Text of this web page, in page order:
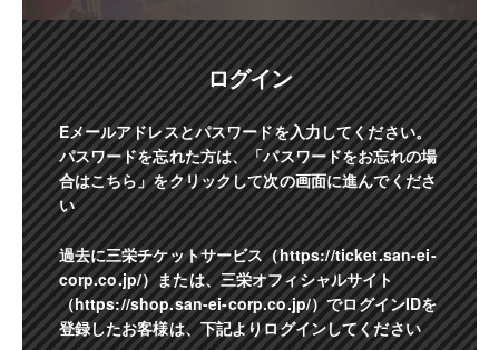
ログイン
Eメールアドレスとパスワードを入力してください。
パスワードを忘れた方は、「パスワードをお忘れの場
合はこちら」をクリックして次の画面に進んでくださ
い
過去に三栄チケットサービス（https://ticket.san-ei-
corp.co.jp/）または、三栄オフィシャルサイト
（https://shop.san-ei-corp.co.jp/）でログインIDを
登録したお客様は、下記よりログインしてください